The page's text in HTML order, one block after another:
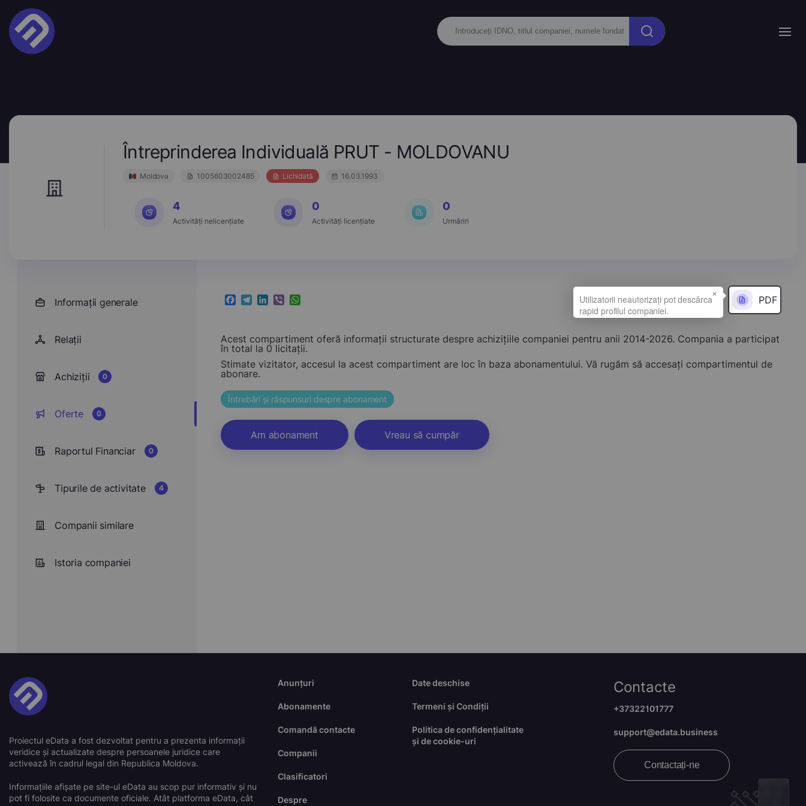
Întreprinderea Individuală PRUT - MOLDOVANU
Moldova 1005603002485 Lichidată 16.03.1993
4
Activități nelicențiate
0
Activități licențiate
0
Urmăriri
Informații generale
Relații
Achiziții 0
Oferte 0
Raportul Financiar 0
Tipurile de activitate 4
Companii similare
Istoria companiei
Facebook
Telegram
LinkedIn
ViberWhatsApp PDF
Acest compartiment oferă informații structurate despre achizițiile companiei pentru anii 2014-2026. Compania a participat
în total la 0 licitații.
Stimate vizitator, accesul la acest compartiment are loc în baza abonamentului. Vă rugăm să accesați compartimentul de
abonare.
Întrebări și răspunsuri despre abonament
Am abonament Vreau să cumpăr
Proiectul eData a fost dezvoltat pentru a prezenta informații
veridice și actualizate despre persoanele juridice care
activează în cadrul legal din Republica Moldova.
Informațiile afișate pe site-ul eData au scop pur informativ și nu
pot fi folosite ca documente oficiale. Atât platforma eData, cât
Anunțuri
Abonamente
Comandă contacte
Companii
Clasificatori
Despre
Date deschise
Termeni și Condiții
Politica de confidențialitate
și de cookie-uri
Contacte
+37322101777
support@edata.business
Contactați-ne
×